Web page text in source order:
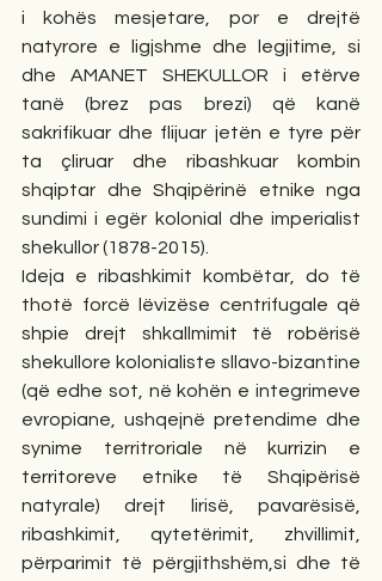
i kohës mesjetare, por e drejtë
natyrore e ligjshme dhe legjitime, si
dhe AMANET SHEKULLOR i etërve
tanë (brez pas brezi) që kanë
sakrifikuar dhe flijuar jetën e tyre për
ta çliruar dhe ribashkuar kombin
shqiptar dhe Shqipërinë etnike nga
sundimi i egër kolonial dhe imperialist
shekullor (1878-2015).
Ideja e ribashkimit kombëtar, do të
thotë forcë lëvizëse centrifugale që
shpie drejt shkallmimit të robërisë
shekullore kolonialiste sllavo-bizantine
(që edhe sot, në kohën e integrimeve
evropiane, ushqejnë pretendime dhe
synime territroriale në kurrizin e
territoreve etnike të Shqipërisë
natyrale) drejt lirisë, pavarësisë,
ribashkimit, qytetërimit, zhvillimit,
përparimit të përgjithshëm,si dhe të